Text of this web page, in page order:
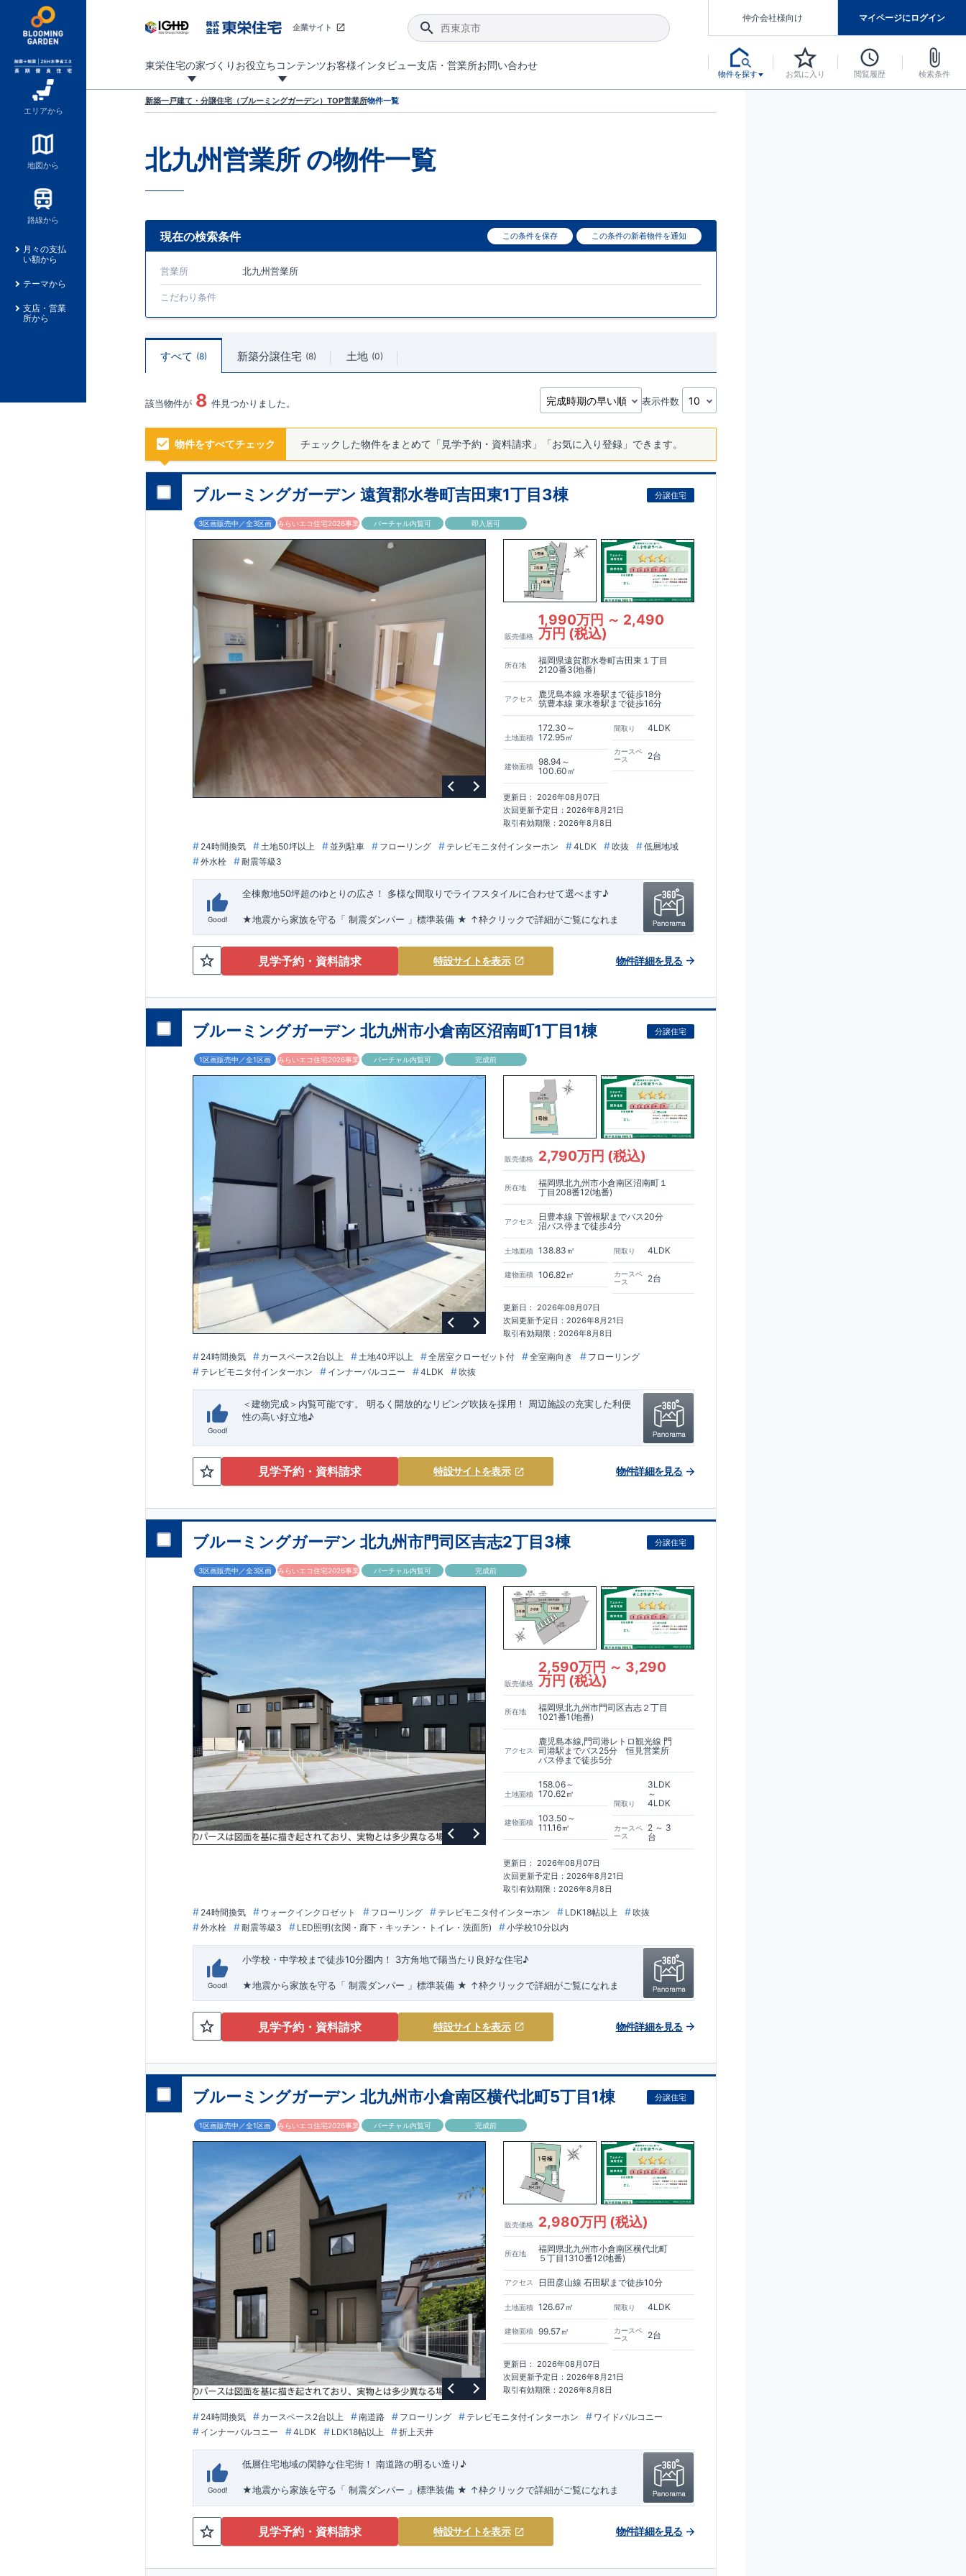
エリアから
地図から
路線から
月々の支払
い額から
テーマから
支店・営業
所から
企業サイト
東栄住宅の家づくり お役立ちコンテンツお客様インタビュー支店・営業所お問い合わせ
仲介会社様向け マイページにログイン
物件を探す お気に入り 閲覧履歴 検索条件
新築一戸建て・分譲住宅（ブルーミングガーデン）TOP営業所物件一覧
北九州営業所 の物件一覧
現在の検索条件 この条件を保存 この条件の新着物件を通知
営業所 北九州営業所
こだわり条件
すべて 8 新築分譲住宅 8 土地 0
該当物件が 8 件見つかりました。 表示件数
物件をすべてチェック チェックした物件をまとめて「見学予約・資料請求」「お気に入り登録」できます。
ブルーミングガーデン 遠賀郡水巻町吉田東1丁目3棟 分譲住宅
3区画販売中／全3区画 みらいエコ住宅2026事業 バーチャル内覧可 即入居可
販売価格
1,990万円 ～ 2,490
万円 (税込)
所在地
福岡県遠賀郡水巻町吉田東１丁目
2120番3(地番)
アクセス
鹿児島本線 水巻駅まで徒歩18分
筑豊本線 東水巻駅まで徒歩16分
土地面積
172.30～
172.95㎡
建物面積
98.94～
100.60㎡
間取り 4LDK
カースペ
ース
2台
更新日： 2026年08月07日
次回更新予定日：2026年8月21日
取引有効期限：2026年8月8日
24時間換気 土地50坪以上 並列駐車 フローリング テレビモニタ付インターホン 4LDK 吹抜
低層地域
外水栓
耐震等級3
Good!
全棟敷地50坪超のゆとりの広さ！ 多様な間取りでライフスタイルに合わせて選べます♪
★地震から家族を守る 「 制震ダンパー 」 標準装備 ★ ↑枠クリックで詳細がご覧になれま
・2台駐車可能なスペース! ・明るく開放感のある吹抜採用! ・天気を気にせず洗濯物が干せる
室内物干し完備♪ 周辺環境 ★★ 周辺施設が充実!毎日のお買い物にも便利!!
【教育施設】
吉田小学校・・・・・・・
約 850m
750m(徒歩 10分)
​水巻幼稚園・・・・・・・・約1,700m(徒歩 22分)
【買い物施設】 ローソン水巻吉田西三丁目店・・・約 650m(徒歩 9分)
ドラッグストアモリ水巻店・・・・ 約 800m(徒歩 10分)
スーパービバホーム東水巻店・・・約2,000m(徒歩 25分)
【その他の施設】 河守公園・・・・・・・約 130m(徒歩 2分)
楠本内科医院・
水巻吉田郵便局・・
)
​東栄住宅の「ブルーミングガーデン」
国の定めた厳しい基準を満たした
ですので 税制面での優遇が受けられ、メリットも多いです!
地震に対する耐震性も最も高いレベルの
「耐震等級3」
最長60年間の 「アフターサービス
もありますので、 サポート体制もお任せください!
「自社一貫体制」だからこそ可能な高品質・高性能でありながら お求めやすい価格を実現!
(↑各赤枠クリックで詳細がご覧になれます!)​
お気軽にお問い合わせください!
東栄住宅 北九州営業所 ☆☆☆093-562-7340☆☆☆
https://www.e-blooming.com/bukken/84475010/
見学予約・資料請求 特設サイトを表示 物件詳細を見る
ブルーミングガーデン 北九州市小倉南区沼南町1丁目1棟 分譲住宅
1区画販売中／全1区画 みらいエコ住宅2026事業 バーチャル内覧可 完成前
販売価格 2,790万円 (税込)
所在地
福岡県北九州市小倉南区沼南町１
丁目208番12(地番)
アクセス
日豊本線 下曽根駅までバス20分
沼バス停まで徒歩4分
土地面積 138.83㎡
建物面積 106.82㎡
間取り 4LDK
カースペ
ース
2台
更新日： 2026年08月07日
次回更新予定日：2026年8月21日
取引有効期限：2026年8月8日
24時間換気 カースペース2台以上 土地40坪以上 全居室クローゼット付 全室南向き
フローリング
テレビモニタ付インターホン
インナーバルコニー 4LDK 吹抜
Good!
＜建物完成＞内覧可能です。 明るく開放的なリビング吹抜を採用！ 周辺施設の充実した利便
性の高い好立地♪
す！​
・2台駐車可能なスペース!・開放感のあるリビング吹抜採用! ・天気を気にせず洗濯物が干せ
るインナーバルコニー♪
★★ 周辺施設が充実!毎日のお買い物にも便利!!
沼中学校・・・・・・・・・約1,200m(徒歩 15分)
おりーぶ小倉南保育園・・・約 350m(徒歩 5分)
お宮の里幼稚園・・・
・ ・ 約1,000m(徒歩 13分)
【買い物施設】 ドラッグストアコスモス沼南店・・約 110m (徒歩 2分)
ラ・ムー小倉沼店・・・・ ・・・・約 650m
(徒歩 9分)
ローソン小倉沼本町一丁目店・・・約 650m(徒歩 9分)
約 75m(徒歩 1分)
沼本町病院
約 350m(徒歩 5分)
・約 500m
(徒歩 7分)
「ブルーミングガーデン」 は
国の定めた厳しい基準を満たした
「長期優良住宅」
ですので 税制面での優遇が受けられ、メリットも多いです!
地震に対する耐震性も最も高いレベルの「耐震等級3」を取得!
最長60年間の「アフターサービス」もありますので、 サポート体制もお任せください!
「自社一貫体制」
だからこそ可能な高品質・高性能でありながら お求めやすい価格を実現!
(↑各赤枠クリックで詳細がご覧になれます!)​
お気軽にお問い合わせください!
東栄住宅 北九州営業所​☆☆☆093-562-7340☆☆☆
blooming.com/bukken/84475012/
見学予約・資料請求 特設サイトを表示 物件詳細を見る
ブルーミングガーデン 北九州市門司区吉志2丁目3棟 分譲住宅
3区画販売中／全3区画 みらいエコ住宅2026事業 バーチャル内覧可 完成前
販売価格
2,590万円 ～ 3,290
万円 (税込)
所在地
福岡県北九州市門司区吉志２丁目
1021番1(地番)
アクセス
鹿児島本線,門司港レトロ観光線 門
司港駅までバス25分 恒見営業所
バス停まで徒歩5分
土地面積
158.06～
170.62㎡
建物面積
103.50～
111.16㎡
間取り
3LDK
～
4LDK
カースペ
ース
2 ～ 3
台
更新日： 2026年08月07日
次回更新予定日：2026年8月21日
取引有効期限：2026年8月8日
24時間換気 ウォークインクロゼット フローリング テレビモニタ付インターホン LDK18帖以上
吹抜
外水栓
耐震等級3 LED照明(玄関・廊下・キッチン・トイレ・洗面所) 小学校10分以内
Good!
小学校・中学校まで徒歩10分圏内！ 3方角地で陽当たり良好な住宅♪
★地震から家族を守る 「 制震ダンパー 」 標準装備 ★ ↑枠クリックで詳細がご覧になれま
・全棟オール電化採用! ・開放感のあるリビング吹抜! ・天気を気にせず洗濯物が干せる室内
物干し完備♪ 周辺環境 ★★周辺施設が充実!毎日のお買い物にも便利!!
【教育施設】
松ヶ江南小学校・・・・
(徒歩 5分)
分)
あけぼの幼稚園・・・・約3,500m(徒歩 44分)
【買い物施設】 セブンイレブン門司吉志2丁目店・・約 130m(徒歩 2分)
ゆめマート恒見
・・ ・・・・・・・・約 450m(徒歩 6分)
【その他の施設】 下吉志西公園・・・約 160m(徒歩 2分) 恒見郵便局・ ・・・
約 350m(徒歩 5分)
成田医院・・
東栄住宅の「ブルーミングガーデン」
は
国の定めた厳しい基準を満たした
「長期優良住宅」 ですので 税制面での優遇が受けられ、メリットも多いです!
地震に対する耐震性も最も高いレベルの「耐震等級3」
を取得!
最長60年間の
アフターサービス 」 もありますので、 サポート体制もお任せください!
「自社一貫体制」
だからこそ可能な高品質・高性能でありながら お求めやすい価格を実現!
(↑各赤枠クリックで詳細がご覧になれます!)​
お気軽にお問い合わせください! 東栄住宅 北九州営業所 ☆☆☆093-562-7340☆☆☆
blooming.com/bukken/84475013/
見学予約・資料請求 特設サイトを表示 物件詳細を見る
ブルーミングガーデン 北九州市小倉南区横代北町5丁目1棟 分譲住宅
1区画販売中／全1区画 みらいエコ住宅2026事業 バーチャル内覧可 完成前
販売価格 2,980万円 (税込)
所在地
福岡県北九州市小倉南区横代北町
５丁目1310番12(地番)
アクセス 日田彦山線 石田駅まで徒歩10分
土地面積 126.67㎡
建物面積 99.57㎡
間取り 4LDK
カースペ
ース
2台
更新日： 2026年08月07日
次回更新予定日：2026年8月21日
取引有効期限：2026年8月8日
24時間換気 カースペース2台以上 南道路 フローリング テレビモニタ付インターホン
ワイドバルコニー
インナーバルコニー
4LDK LDK18帖以上 折上天井
Good!
低層住宅地域の閑静な住宅街！ 南道路の明るい造り♪
★地震から家族を守る 「 制震ダンパー 」 標準装備 ★ ↑枠クリックで詳細がご覧になれま
・2台駐車可能なスペース!・開放感のある勾配天井採用! ・天気を気にせず洗濯物が干せるイ
ンナーバルコニー♪ 周辺環境 周辺施設が充実!毎日のお買い物にも便利!!
【教育施
設】 横代小学校・・・
約 700m
あさひ保育園・・・・・約 650m(徒歩 9分)
blooming.com/bukken/84475014/
見学予約・資料請求 特設サイトを表示 物件詳細を見る